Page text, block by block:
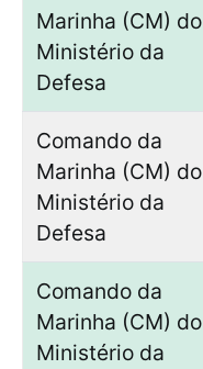
Marinha (CM) do
Ministério da
Defesa
Comando da
Marinha (CM) do
Ministério da
Defesa
Comando da
Marinha (CM) do
Ministério da